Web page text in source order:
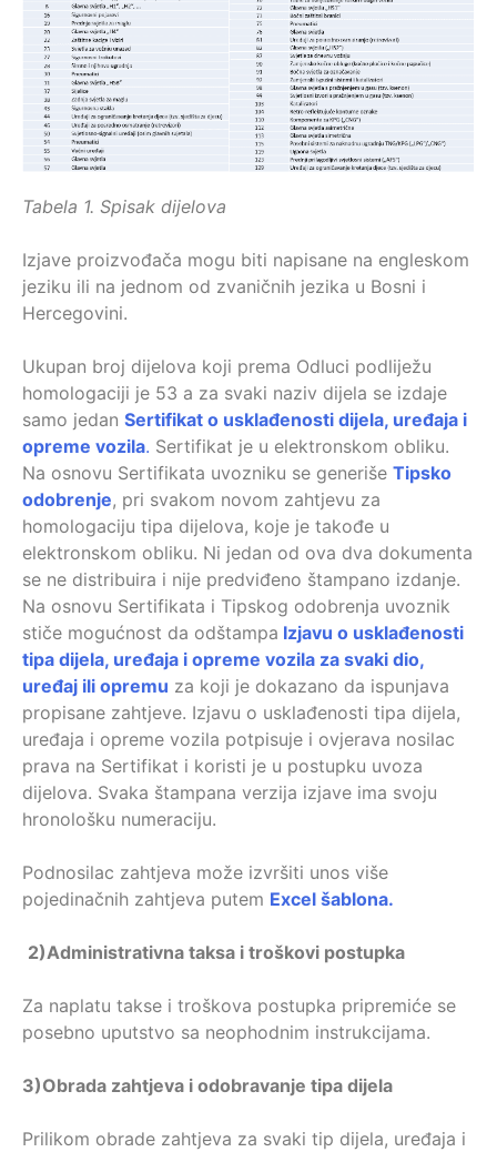
Tabela 1. Spisak dijelova
Izjave proizvođača mogu biti napisane na engleskom
jeziku ili na jednom od zvaničnih jezika u Bosni i
Hercegovini.
Ukupan broj dijelova koji prema Odluci podliježu
homologaciji je 53 a za svaki naziv dijela se izdaje
samo jedan Sertifikat o usklađenosti dijela, uređaja i
opreme vozila. Sertifikat je u elektronskom obliku.
Na osnovu Sertifikata uvozniku se generiše Tipsko
odobrenje, pri svakom novom zahtjevu za
homologaciju tipa dijelova, koje je takođe u
elektronskom obliku. Ni jedan od ova dva dokumenta
se ne distribuira i nije predviđeno štampano izdanje.
Na osnovu Sertifikata i Tipskog odobrenja uvoznik
stiče mogućnost da odštampa Izjavu o usklađenosti
tipa dijela, uređaja i opreme vozila za svaki dio,
uređaj ili opremu za koji je dokazano da ispunjava
propisane zahtjeve. Izjavu o usklađenosti tipa dijela,
uređaja i opreme vozila potpisuje i ovjerava nosilac
prava na Sertifikat i koristi je u postupku uvoza
dijelova. Svaka štampana verzija izjave ima svoju
hronološku numeraciju.
Podnosilac zahtjeva može izvršiti unos više
pojedinačnih zahtjeva putem Excel šablona.
2)Administrativna taksa i troškovi postupka
Za naplatu takse i troškova postupka pripremiće se
posebno uputstvo sa neophodnim instrukcijama.
3)Obrada zahtjeva i odobravanje tipa dijela
Prilikom obrade zahtjeva za svaki tip dijela, uređaja i